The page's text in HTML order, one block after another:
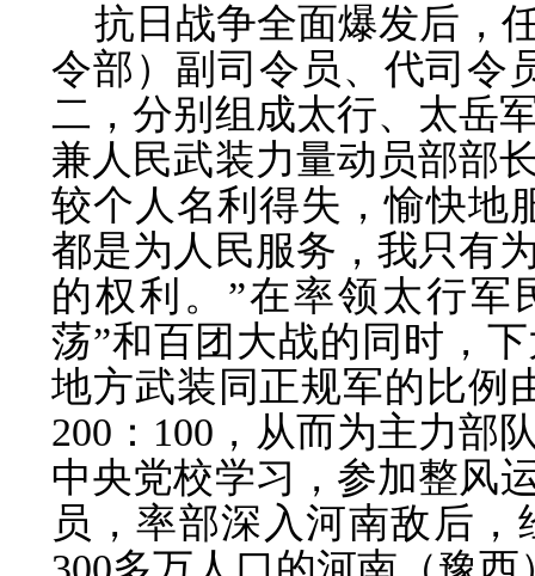
抗日战争全面爆发后，
令部）副司令员、代司令
二，分别组成太行、太岳
兼人民武装力量动员部部
较个人名利得失，愉快地
都是为人民服务，我只有
的权利。”在率领太行军
荡”和百团大战的同时，
地方武装同正规军的比例
200：100，从而为主力部
中央党校学习，参加整风
员，率部深入河南敌后